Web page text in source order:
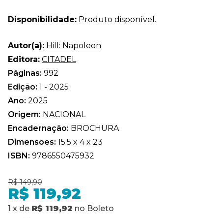
Disponibilidade: Produto disponível.
Autor(a): Hill: Napoleon
Editora: CITADEL
Páginas: 992
Edição: 1 - 2025
Ano: 2025
Origem: NACIONAL
Encadernação: BROCHURA
Dimensões: 15.5 x 4 x 23
ISBN: 9786550475932
R$ 149,90
R$ 119,92
1 x de R$ 119,92 no Boleto